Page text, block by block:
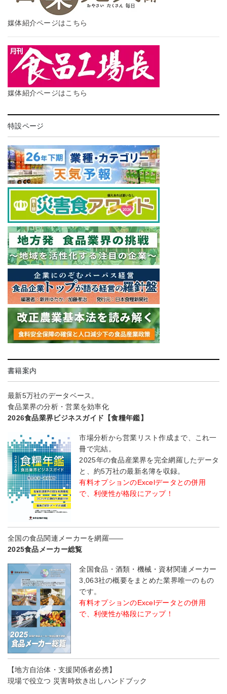
媒体紹介ページはこちら
媒体紹介ページはこちら
特設ページ
書籍案内
最新5万社のデータベース。
食品業界の分析・営業を効率化
2026食品業界ビジネスガイド【食糧年鑑】
市場分析から営業リスト作成まで、これ一
冊で完結。
2025年の食品産業界を完全網羅したデータ
と、約5万社の最新名簿を収録。
有料オプションのExcelデータとの併用
で、利便性が格段にアップ！
全国の食品関連メーカーを網羅――
2025食品メーカー総覧
全国食品・酒類・機械・資材関連メーカー
3,063社の概要をまとめた業界唯一のもの
です。
有料オプションのExcelデータとの併用
で、利便性が格段にアップ！
【地方自治体・支援関係者必携】
現場で役立つ 災害時炊き出しハンドブック